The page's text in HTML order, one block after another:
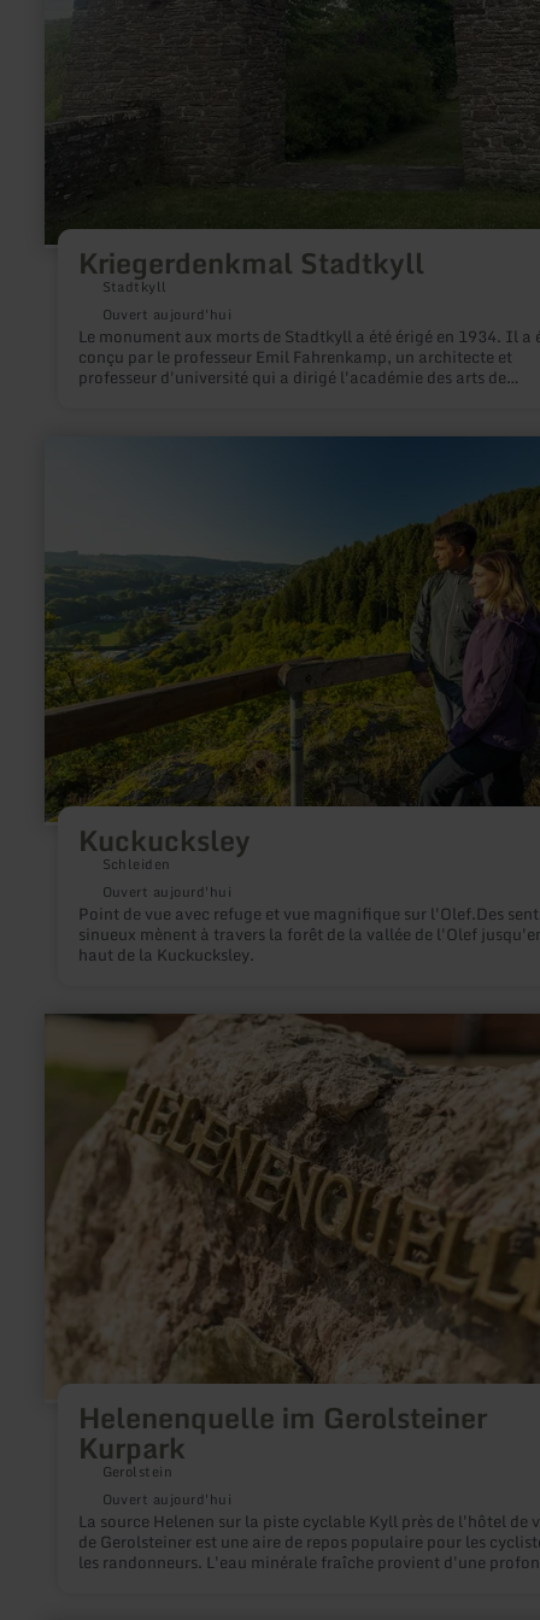
Kriegerdenkmal Stadtkyll
Stadtkyll
Ouvert aujourd'hui
Le monument aux morts de Stadtkyll a été érigé en 1934. Il a
conçu par le professeur Emil Fahrenkamp, un architecte et
professeur d'université qui a dirigé l'académie des arts de
Leurs noms sont gravés sur le sarcophage dans le caveau du
Kuckucksley
Schleiden
Ouvert aujourd'hui
Point de vue avec refuge et vue magnifique sur l'Olef.Des
sinueux mènent à travers la forêt de la vallée de l'Olef
haut de la Kuckucksley.
Helenenquelle im Gerolsteiner
Kurpark
Gerolstein
Ouvert aujourd'hui
La source Helenen sur la piste cyclable Kyll près de l'hôtel de
de Gerolsteiner est une aire de repos populaire pour les
les randonneurs. L'eau minérale fraîche provient d'une
en
plus
Helenenquelle
Gerolsteiner
Kurpark